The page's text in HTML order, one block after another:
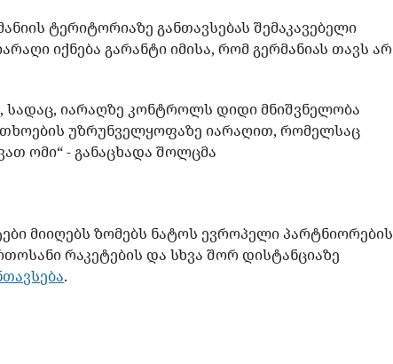
ტერიტორიაზე განთავსებას შემაკავებელი
იქნება გარანტი იმისა, რომ გერმანიას თავს არ
იარაღზე კონტროლს დიდი მნიშვნელობა
უზრუნველყოფაზე იარაღით, რომელსაც
ომი“ - განაცხადა შოლცმა
მიიღებს ზომებს ნატოს ევროპელი პარტნიორების
რაკეტების და სხვა შორ დისტანციაზე
.